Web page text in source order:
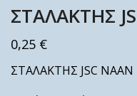
ΣΤΑΛΑΚΤΗΣ
0,25 €
ΣΤΑΛΑΚΤΗΣ JSC ΝΑΑΝ